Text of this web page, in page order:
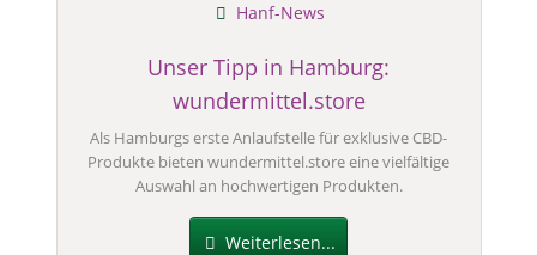
Unser Tipp in Hamburg:
wundermittel.store
Hanf-News
Als Hamburgs erste Anlaufstelle für exklusive CBD-
Produkte bieten wundermittel.store eine vielfältige
Auswahl an hochwertigen Produkten.
Weiterlesen...